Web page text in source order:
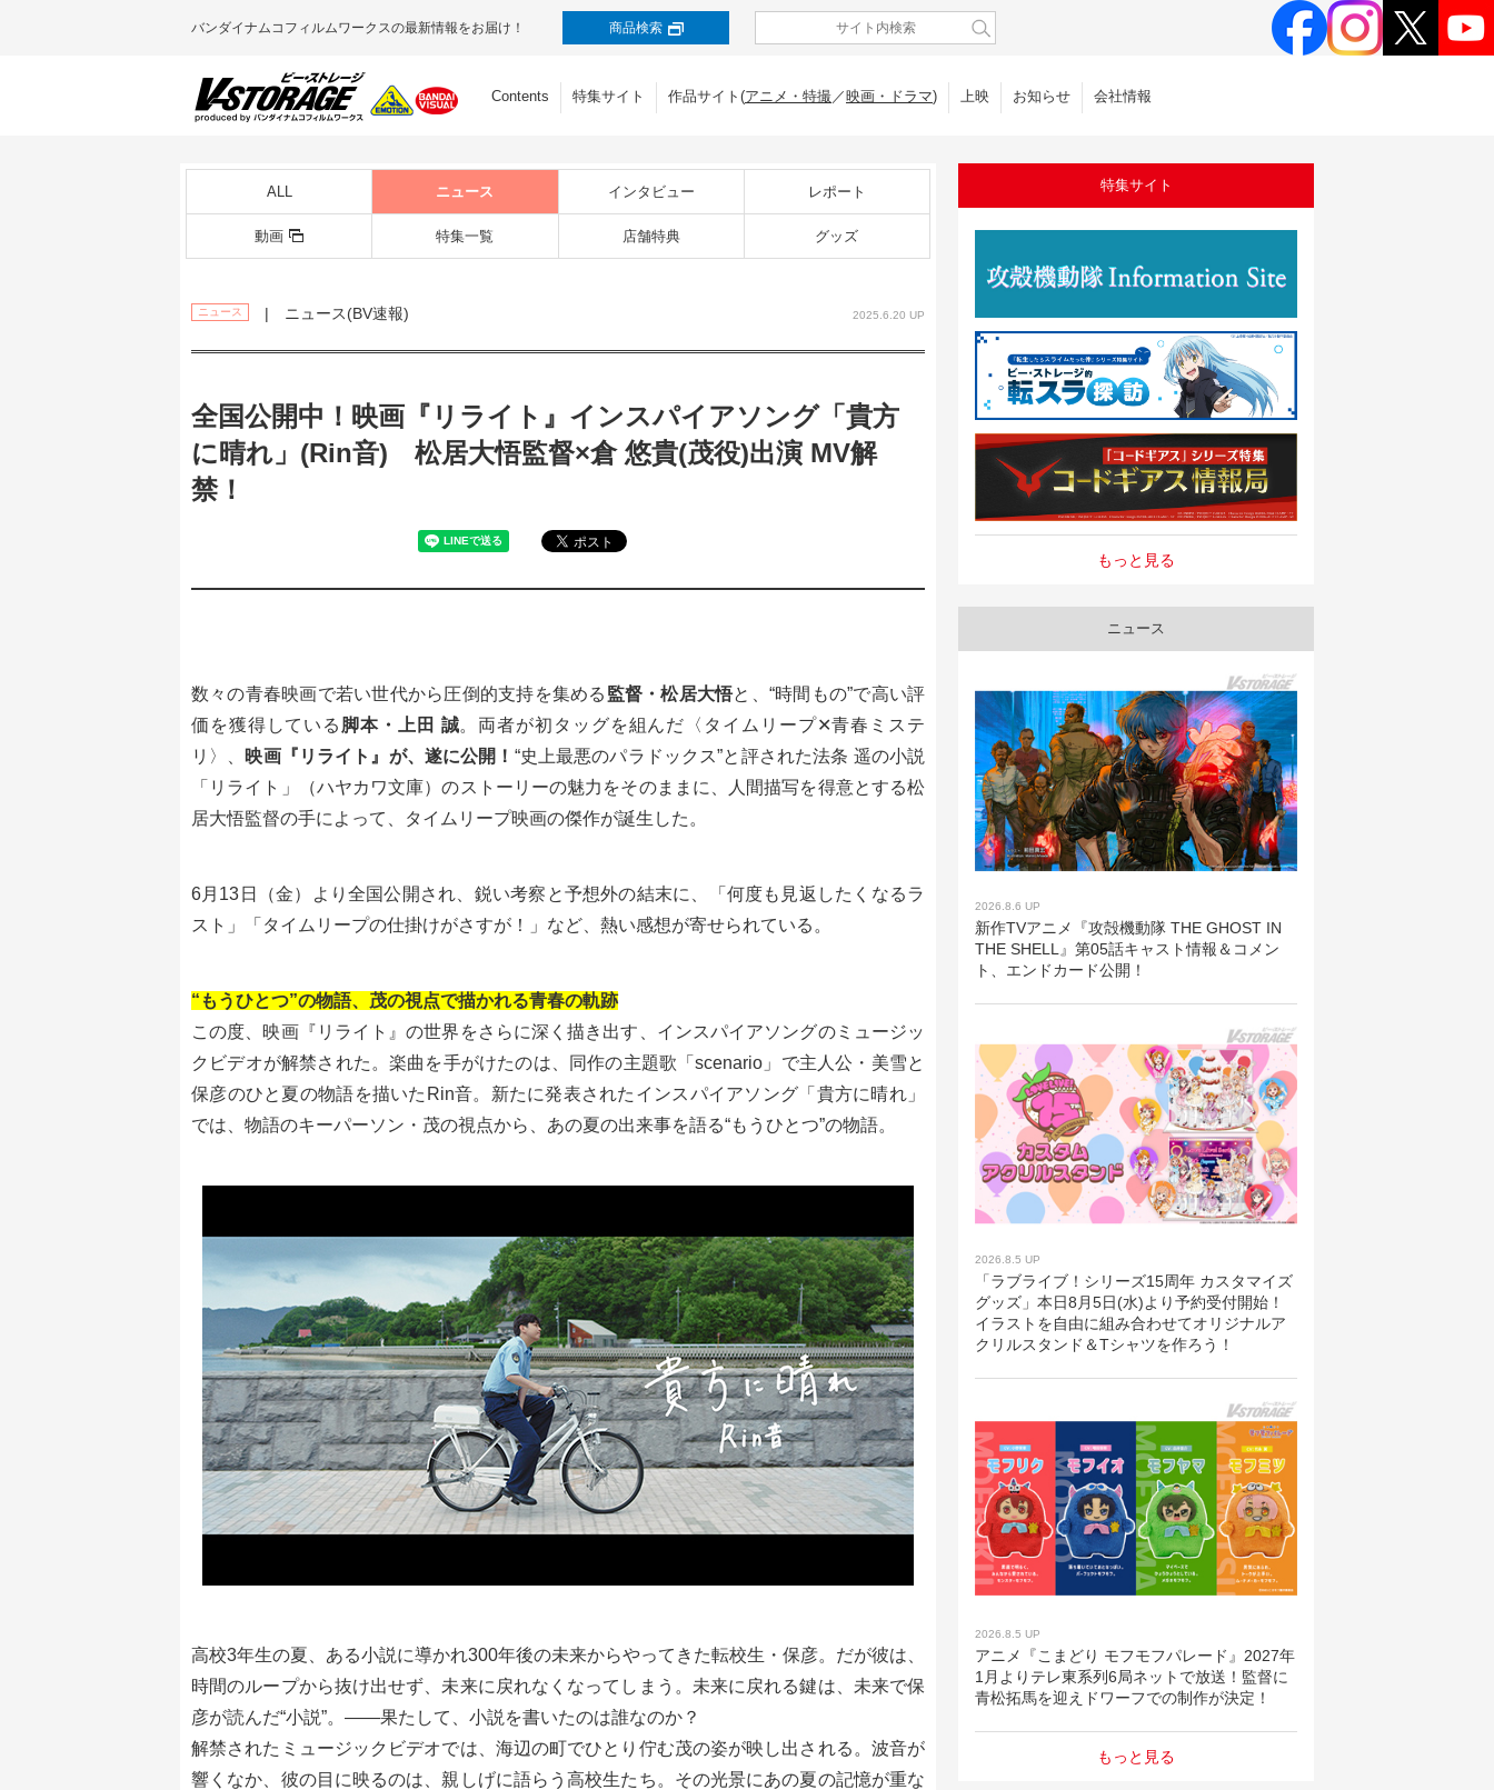
バンダイナムコフィルムワークスの最新情報をお届け！ 商品検索
Contents 特集サイト 作品サイト(アニメ・特撮／映画・ドラマ) 上映 お知らせ 会社情報
ALL ニュース インタビュー レポート
動画 特集一覧 店舗特典 グッズ
ニュース | ニュース(BV速報) 2025.6.20 UP
全国公開中！映画『リライト』インスパイアソング「貴方
に晴れ」(Rin音) 松居大悟監督×倉 悠貴(茂役)出演 MV解
禁！
数々の青春映画で若い世代から圧倒的支持を集める 監督・松居大悟と、“時間もの”で高い評
価を獲得している 脚本・上田 誠。両者が初タッグを組んだ〈タイムリープ✕青春ミステ
リ〉、 映画『リライト』が、遂に公開！ “史上最悪のパラドックス”と評された法条 遥の小説
「リライト」（ハヤカワ文庫）のストーリーの魅力をそのままに、人間描写を得意とする松
居大悟監督の手によって、タイムリープ映画の傑作が誕生した。
6月13日（金）より全国公開され、鋭い考察と予想外の結末に、「何度も見返したくなるラ
スト」「タイムリープの仕掛けがさすが！」など、熱い感想が寄せられている。
“もうひとつ”の物語、茂の視点で描かれる青春の軌跡
この度、映画『リライト』の世界をさらに深く描き出す、インスパイアソングのミュージッ
クビデオが解禁された。楽曲を手がけたのは、同作の主題歌「scenario」で主人公・美雪と
保彦のひと夏の物語を描いたRin音。新たに発表されたインスパイアソング「貴方に晴れ」
では、物語のキーパーソン・茂の視点から、あの夏の出来事を語る“もうひとつ”の物語。
高校3年生の夏、ある小説に導かれ300年後の未来からやってきた転校生・保彦。だが彼は、
時間のループから抜け出せず、未来に戻れなくなってしまう。未来に戻れる鍵は、未来で保
彦が読んだ“小説”。――果たして、小説を書いたのは誰なのか？
解禁されたミュージックビデオでは、海辺の町でひとり佇む茂の姿が映し出される。波音が
響くなか、彼の目に映るのは、親しげに語らう高校生たち。その光景にあの夏の記憶が重な
特集サイト
もっと見る
ニュース
2026.8.6 UP
新作TVアニメ『攻殻機動隊 THE GHOST IN
THE SHELL』第05話キャスト情報＆コメン
ト、エンドカード公開！
2026.8.5 UP
「ラブライブ！シリーズ15周年 カスタマイズ
グッズ」本日8月5日(水)より予約受付開始！
イラストを自由に組み合わせてオリジナルア
クリルスタンド＆Tシャツを作ろう！
2026.8.5 UP
アニメ『こまどり モフモフパレード』2027年
1月よりテレ東系列6局ネットで放送！監督に
青松拓馬を迎えドワーフでの制作が決定！
もっと見る